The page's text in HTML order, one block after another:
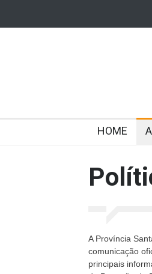
HOME
A Província
comunicação
principais